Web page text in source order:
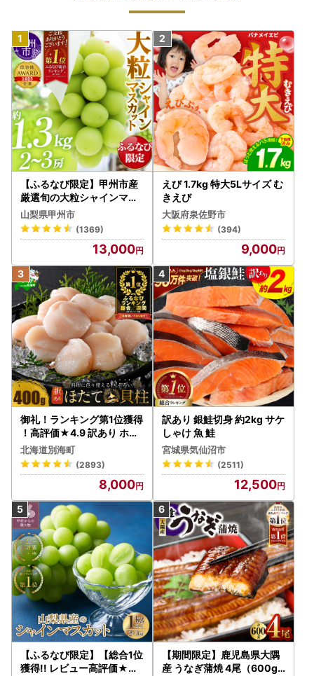
【ふるなび限定】甲州市産
厳選旬の大粒シャインマス
カット 約1.3kg 2～3房【2
026年発送】（MG）B12-
472 FN-Limited-VO シャ
インマスカット フルーツ
山梨県甲州市
(1369)
13,000
えび 1.7kg 特大5Lサイズ む
きえび
大阪府泉佐野市
(394)
9,000
御礼！ランキング第1位獲得
！高評価★4.9 訳あり ホタ
テ 400g（ほたて 帆立 貝柱
冷凍 ）
北海道別海町
(2893)
8,000
訳あり 銀鮭切身 約2kg サケ
しゃけ 魚 鮭
宮城県気仙沼市
(2511)
12,500
【ふるなび限定】【総合1位
獲得!! レビュー高評価★】
【期間限定】鹿児島県大隅
産 うなぎ蒲焼 4尾（600g